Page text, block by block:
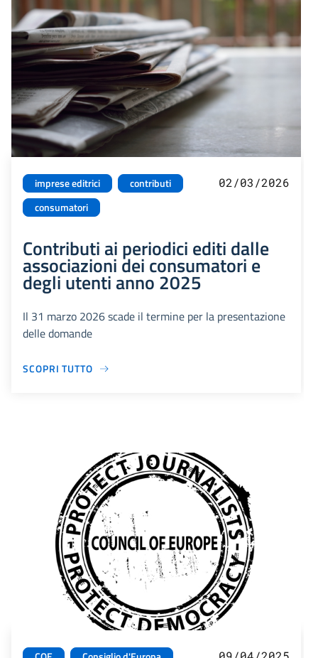
imprese editrici
contributi
consumatori
02/03/2026
Contributi ai periodici editi dalle
associazioni dei consumatori e
degli utenti anno 2025
Il 31 marzo 2026 scade il termine per la presentazione
delle domande
SCOPRI TUTTO